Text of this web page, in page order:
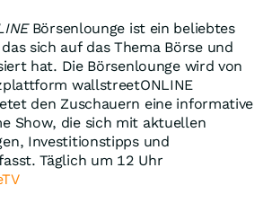
Börsenlounge ist ein beliebtes
sich auf das Thema Börse und
hat. Die Börsenlounge wird von
wallstreetONLINE
den Zuschauern eine informative
Show, die sich mit aktuellen
Investitionstipps und
Täglich um 12 Uhr